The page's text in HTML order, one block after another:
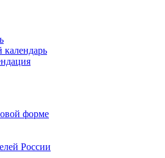
форме
России